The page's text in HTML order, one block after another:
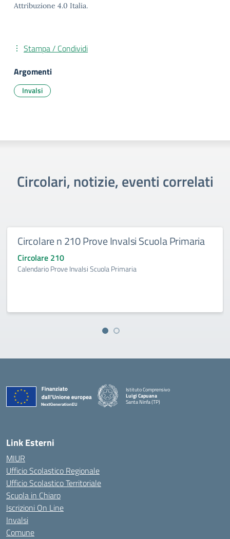
Attribuzione 4.0 Italia.
Stampa / Condividi
Argomenti
Invalsi
Circolari, notizie, eventi correlati
Circolare n 210 Prove Invalsi Scuola Primaria
Circolare 210
Calendario Prove Invalsi Scuola Primaria
Istituto Comprensivo
Luigi Capuana
Santa Ninfa (TP)
Link Esterni
MIUR
Ufficio Scolastico Regionale
Ufficio Scolastico Territoriale
Scuola in Chiaro
Iscrizioni On Line
Invalsi
Comune